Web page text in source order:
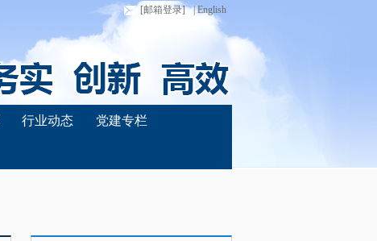
[邮箱登录] | English
行业动态 党建专栏